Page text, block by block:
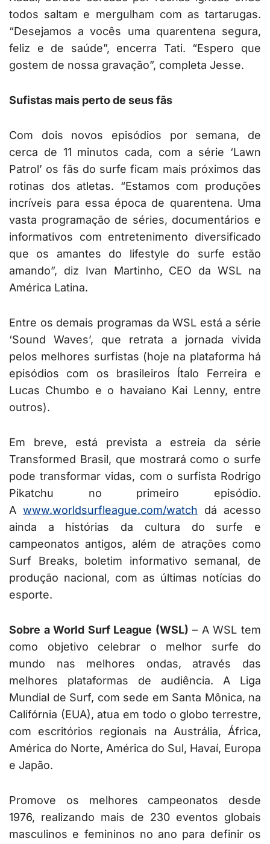
todos saltam e mergulham com as tartarugas.
“Desejamos a vocês uma quarentena segura,
feliz e de saúde”, encerra Tati. “Espero que
gostem de nossa gravação”, completa Jesse.
Sufistas mais perto de seus fãs
Com dois novos episódios por semana, de
cerca de 11 minutos cada, com a série ‘Lawn
Patrol’ os fãs do surfe ficam mais próximos das
rotinas dos atletas. “Estamos com produções
incríveis para essa época de quarentena. Uma
vasta programação de séries, documentários e
informativos com entretenimento diversificado
que os amantes do lifestyle do surfe estão
amando”, diz Ivan Martinho, CEO da WSL na
América Latina.
Entre os demais programas da WSL está a série
‘Sound Waves’, que retrata a jornada vivida
pelos melhores surfistas (hoje na plataforma há
episódios com os brasileiros Ítalo Ferreira e
Lucas Chumbo e o havaiano Kai Lenny, entre
outros).
Em breve, está prevista a estreia da série
Transformed Brasil, que mostrará como o surfe
pode transformar vidas, com o surfista Rodrigo
Pikatchu no primeiro episódio.
A www.worldsurfleague.com/watch dá acesso
ainda a histórias da cultura do surfe e
campeonatos antigos, além de atrações como
Surf Breaks, boletim informativo semanal, de
produção nacional, com as últimas notícias do
esporte.
Sobre a World Surf League (WSL) – A WSL tem
como objetivo celebrar o melhor surfe do
mundo nas melhores ondas, através das
melhores plataformas de audiência. A Liga
Mundial de Surf, com sede em Santa Mônica, na
Califórnia (EUA), atua em todo o globo terrestre,
com escritórios regionais na Austrália, África,
América do Norte, América do Sul, Havaí, Europa
e Japão.
Promove os melhores campeonatos desde
1976, realizando mais de 230 eventos globais
masculinos e femininos no ano para definir os